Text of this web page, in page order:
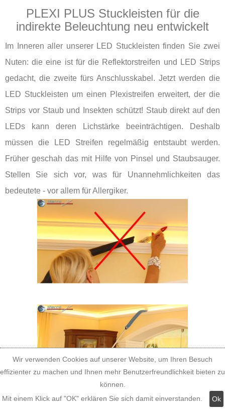
PLEXI PLUS Stuckleisten für die
indirekte Beleuchtung neu entwickelt
Im Inneren aller unserer LED Stuckleisten finden Sie zwei
Nuten: die eine ist für die Reflektorstreifen und LED Strips
gedacht, die zweite fürs Anschlusskabel. Jetzt werden die
LED Stuckleisten um einen Plexistreifen erweitert, der die
Strips vor Staub und Insekten schützt! Staub direkt auf den
LEDs kann deren Lichstärke beeinträchtigen. Deshalb
müssen die LED Streifen regelmäßig entstaubt werden.
Früher geschah das mit Hilfe von Pinsel und Staubsauger.
Stellen Sie sich vor, was für Unannehmlichkeiten das
bedeutete - vor allem für Allergiker.
Wir verwenden Cookies auf unserer Website, um Ihren Besuch
effizienter zu machen und Ihnen mehr Benutzerfreundlichkeit bieten zu
können.
Mit einem Klick auf "OK" erklären Sie sich damit einverstanden.
Ok